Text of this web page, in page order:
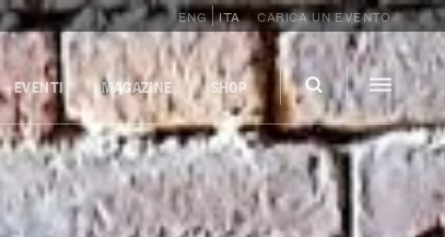
ENG ITA CARICA UN EVENTO
EVENTI MAGAZINE SHOP